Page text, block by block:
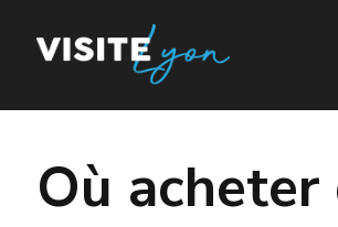
Où acheter